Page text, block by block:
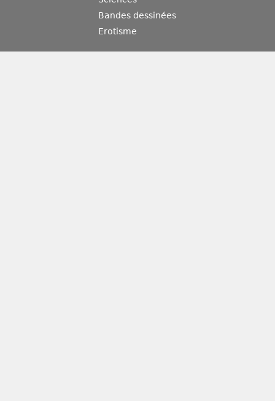
Bandes dessinées
Erotisme